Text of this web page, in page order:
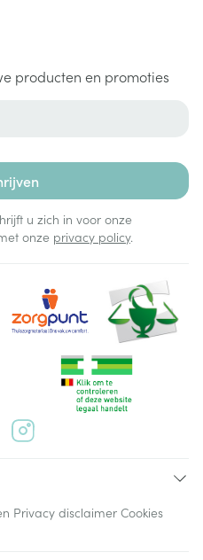
producten en promoties
u zich in voor onze
onze privacy policy.
Privacy disclaimer Cookies